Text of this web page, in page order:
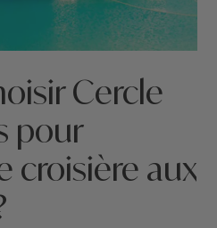
Cercle
pour
croisière aux